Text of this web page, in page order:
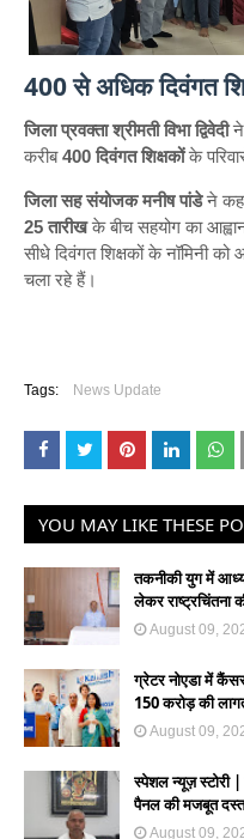
400 से अधिक दिवंगत
जिला प्रवक्ता श्रीमती विभा द्विवेदीने
करीब400 दिवंगत शिक्षकोंके
जिला सह संयोजक मनीष पांडेने
25 तारीखके बीच सहयोग का
सीधे दिवंगत शिक्षकों के नॉमिनी
चला रहे हैं।
Tags: News Update
YOU MAY LIKE THESE
तकनीकी युग में
लेकर राष्ट्रचिंतना
August 09,
ग्रेटर नोएडा में
150 करोड़ की
August 09,
स्पेशल न्यूज़ स्टोरी
पैनल की मजबूत
August 09,